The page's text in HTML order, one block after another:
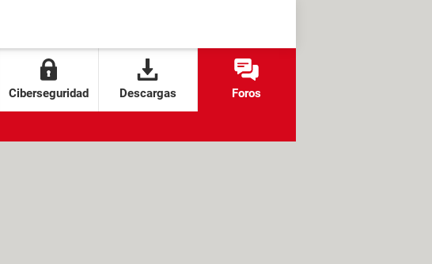
Ciberseguridad Descargas Foros